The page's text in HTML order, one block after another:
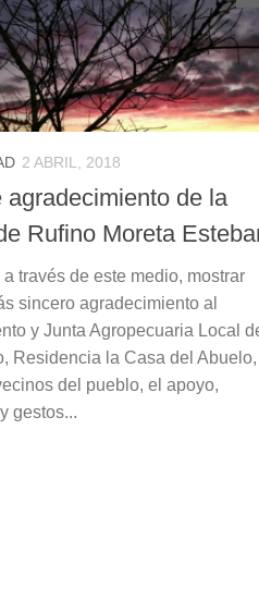
2 ABRIL, 2018
agradecimiento de la
Rufino Moreta
través de este medio, mostrar
sincero agradecimiento al
y Junta Agropecuaria Local
Residencia la Casa del Abuelo,
del pueblo, el apoyo,
gestos...